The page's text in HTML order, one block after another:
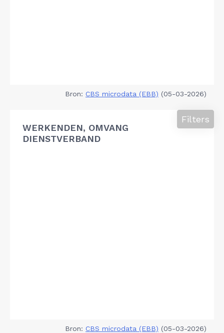
Bron: CBS microdata (EBB) (05-03-2026)
WERKENDEN, OMVANG
DIENSTVERBAND
Filters
Bron: CBS microdata (EBB) (05-03-2026)